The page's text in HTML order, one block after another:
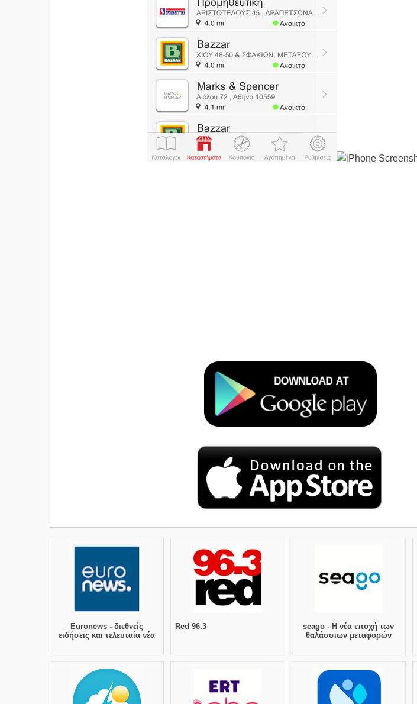
Euronews - διεθνείς
ειδήσεις και τελευταία νέα
Red 96.3
seago - Η νέα εποχή των
θαλάσσιων μεταφορών